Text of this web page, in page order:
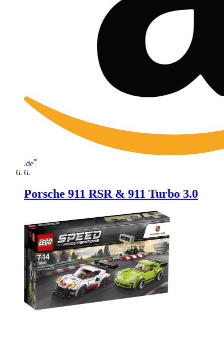
.de*
Porsche 911 RSR & 911 Turbo 3.0